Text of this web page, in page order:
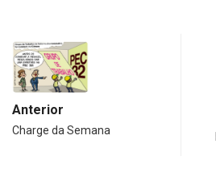
Anterior
Charge da Semana